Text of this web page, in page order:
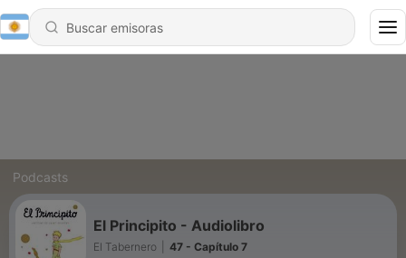
Podcasts
El Principito - Audiolibro
El Tabernero 47 - Capítulo 7